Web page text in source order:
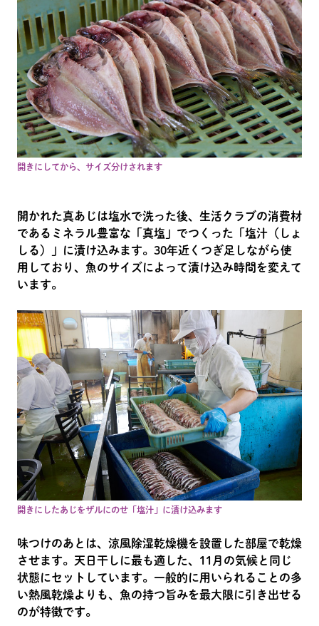
開きにしてから、サイズ分けされます
開かれた真あじは塩水で洗った後、生活クラブの消費材
であるミネラル豊富な「真塩」でつくった「塩汁（しょ
しる）」に漬け込みます。30年近くつぎ足しながら使
用しており、魚のサイズによって漬け込み時間を変えて
います。
開きにしたあじをザルにのせ「塩汁」に漬け込みます
味つけのあとは、涼風除湿乾燥機を設置した部屋で乾燥
させます。天日干しに最も適した、11月の気候と同じ
状態にセットしています。一般的に用いられることの多
い熱風乾燥よりも、魚の持つ旨みを最大限に引き出せる
のが特徴です。